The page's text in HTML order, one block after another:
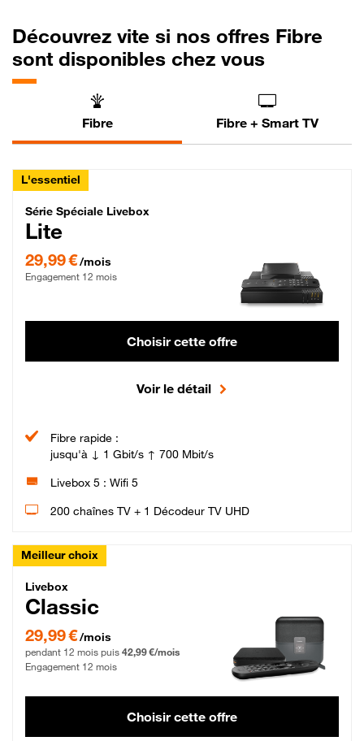
Découvrez vite si nos offres Fibre
sont disponibles chez vous
Fibre Fibre + Smart TV
L'essentiel
Série Spéciale Livebox Lite Fibre
Série Spéciale Livebox
Lite
29,99 €/mois
Engagement 12 mois
Choisir cette offre
Voir le détail
Fibre rapide :
jusqu'à ↓ 1 Gbit/s ↑ 700 Mbit/s
Livebox 5 : Wifi 5
200 chaînes TV + 1 Décodeur TV UHD
Meilleur choix
Livebox Classic Fibre
Livebox
Classic
29,99 € par mois pendant 12 mois puis 42,99 € par mois, Engagement 12 mois
29,99 €/mois
pendant 12 mois puis 42,99 €/mois
Engagement 12 mois
Choisir cette offre